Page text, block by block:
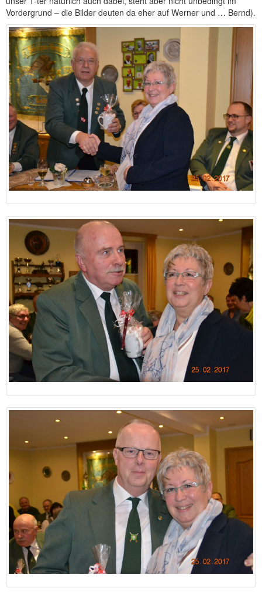
Vordergrund – die Bilder deuten da eher auf Werner und … Bernd).